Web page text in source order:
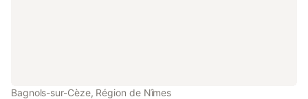
Bagnols-sur-Cèze, Région de Nîmes